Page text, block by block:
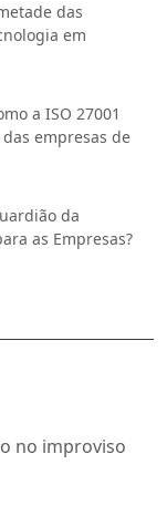
das
em
a ISO 27001
empresas de
da
as Empresas?
no improviso